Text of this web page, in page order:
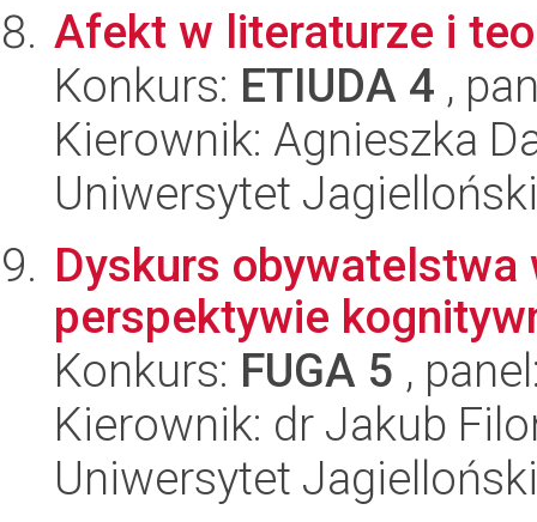
Afekt w literaturze i
Konkurs: ETIUDA 4 ,
Kierownik: Agnieszka
Uniwersytet
Dyskurs
perspektywie
Konkurs: FUGA 5 ,
Kierownik: dr Jakub
Uniwersytet